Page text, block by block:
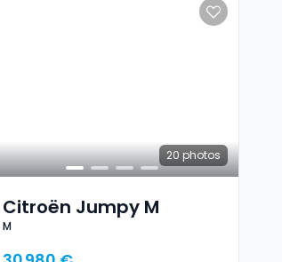
20 photos
Citroën Jumpy M
M